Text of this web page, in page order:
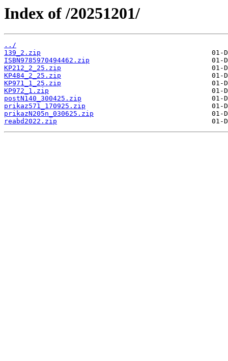
Index of /20251201/
../
139_2.zip
ISBN9785970494462.zip
KP212_2_25.zip
KP484_2_25.zip
KP971_1_25.zip
KP972_1.zip
postN140_300425.zip
prikaz571_170925.zip
prikazN205n_030625.zip
reabd2022.zip